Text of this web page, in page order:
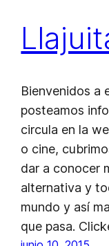
Bienvenidos a
posteamos
circula en la
o cine,
dar a conocer
alternativa y
mundo y así
que pasa.